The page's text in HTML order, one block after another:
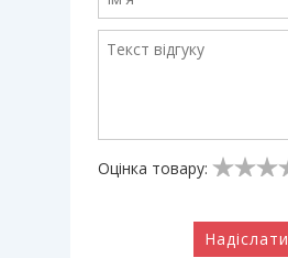
Оцінка товару:
Надіслати